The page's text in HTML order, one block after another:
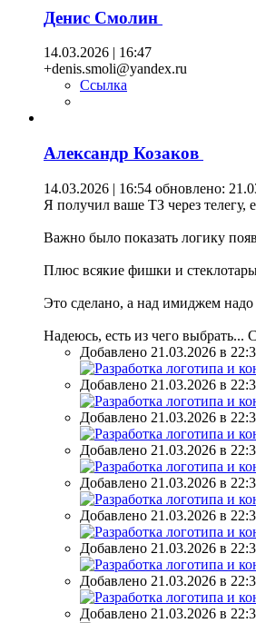
Денис Смолин
14.03.2026 | 16:47
+denis.smoli@yandex.ru
Ссылка
Александр Козаков
14.03.2026 | 16:54 обновлено:
Я получил ваше ТЗ через телегу,
Важно было показать логику
Плюс всякие фишки и
Это сделано, а над имиджем
Надеюсь, есть из чего выбрать...
Добавлено 21.03.2026 в
Добавлено 21.03.2026 в
Добавлено 21.03.2026 в
Добавлено 21.03.2026 в
Добавлено 21.03.2026 в
Добавлено 21.03.2026 в
Добавлено 21.03.2026 в
Добавлено 21.03.2026 в
Добавлено 21.03.2026 в